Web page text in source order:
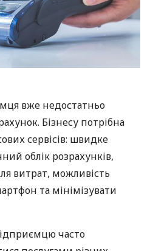
вже недостатньо
Бізнесу потрібна
сервісів: швидке
облік розрахунків,
витрат, можливість
та мінімізувати
часто